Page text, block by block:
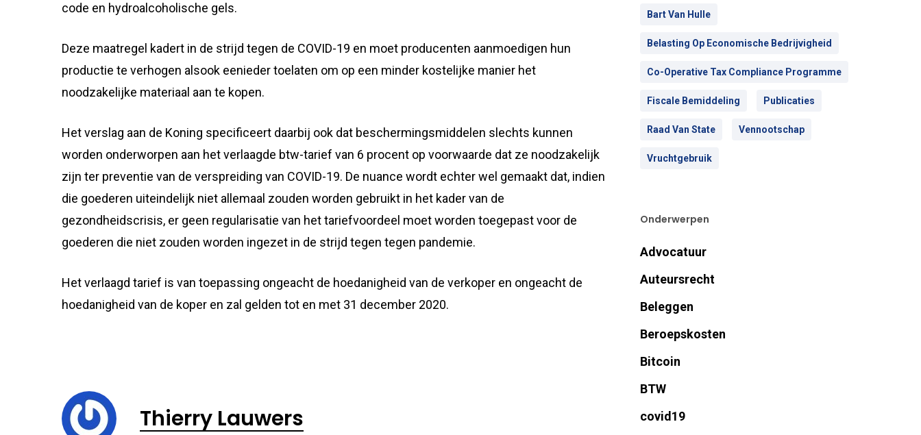
code en hydroalcoholische gels.
Deze maatregel kadert in de strijd tegen de COVID-19 en moet producenten aanmoedigen hun
productie te verhogen alsook eenieder toelaten om op een minder kostelijke manier het
noodzakelijke materiaal aan te kopen.
Het verslag aan de Koning specificeert daarbij ook dat beschermingsmiddelen slechts kunnen
worden onderworpen aan het verlaagde btw-tarief van 6 procent op voorwaarde dat ze noodzakelijk
zijn ter preventie van de verspreiding van COVID-19. De nuance wordt echter wel gemaakt dat, indien
die goederen uiteindelijk niet allemaal zouden worden gebruikt in het kader van de
gezondheidscrisis, er geen regularisatie van het tariefvoordeel moet worden toegepast voor de
goederen die niet zouden worden ingezet in de strijd tegen tegen pandemie.
Het verlaagd tarief is van toepassing ongeacht de hoedanigheid van de verkoper en ongeacht de
hoedanigheid van de koper en zal gelden tot en met 31 december 2020.
Thierry Lauwers
Bart Van Hulle
Belasting Op Economische Bedrijvigheid
Co-Operative Tax Compliance Programme
Fiscale Bemiddeling Publicaties
Raad Van State Vennootschap
Vruchtgebruik
Onderwerpen
Advocatuur
Auteursrecht
Beleggen
Beroepskosten
Bitcoin
BTW
covid19